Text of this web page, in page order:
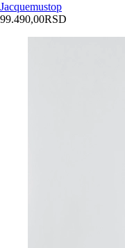
Jacquemustop
99.490,00RSD